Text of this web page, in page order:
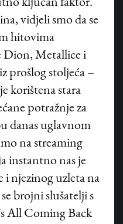
ključan faktor.
vidjeli smo da se
hitovima
Dion, Metallice i
prošlog stoljeća –
korištena stara
potražnje za
danas uglavnom
na streaming
instantno nas je
i njezinog uzleta na
brojni slušatelji s
All Coming Back